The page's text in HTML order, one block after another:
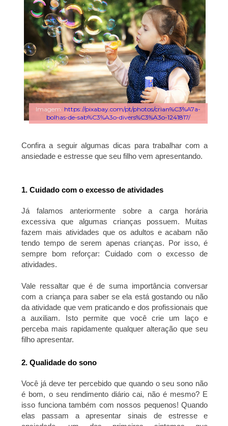
Imagem: https://pixabay.com/pt/photos/crian%C3%A7a-
bolhas-de-sab%C3%A3o-divers%C3%A3o-1241817/
Confira a seguir algumas dicas para trabalhar com a
ansiedade e estresse que seu filho vem apresentando.
1. Cuidado com o excesso de atividades
Já falamos anteriormente sobre a carga horária
excessiva que algumas crianças possuem. Muitas
fazem mais atividades que os adultos e acabam não
tendo tempo de serem apenas crianças. Por isso, é
sempre bom reforçar: Cuidado com o excesso de
atividades.
Vale ressaltar que é de suma importância conversar
com a criança para saber se ela está gostando ou não
da atividade que vem praticando e dos profissionais que
a auxiliam. Isto permite que você crie um laço e
perceba mais rapidamente qualquer alteração que seu
filho apresentar.
2. Qualidade do sono
Você já deve ter percebido que quando o seu sono não
é bom, o seu rendimento diário cai, não é mesmo? E
isso funciona também com nossos pequenos! Quando
elas passam a apresentar sinais de estresse e